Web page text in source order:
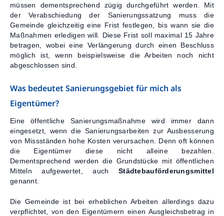
müssen dementsprechend zügig durchgeführt werden. Mit
der Verabschiedung der Sanierungssatzung muss die
Gemeinde gleichzeitig eine Frist festlegen, bis wann sie die
Maßnahmen erledigen will. Diese Frist soll maximal 15 Jahre
betragen, wobei eine Verlängerung durch einen Beschluss
möglich ist, wenn beispielsweise die Arbeiten noch nicht
abgeschlossen sind.
Was bedeutet Sanierungsgebiet für mich als
Eigentümer?
Eine öffentliche Sanierungsmaßnahme wird immer dann
eingesetzt, wenn die Sanierungsarbeiten zur Ausbesserung
von Missständen hohe Kosten verursachen. Denn oft können
die Eigentümer diese nicht alleine bezahlen.
Dementsprechend werden die Grundstücke mit öffentlichen
Mitteln aufgewertet, auch Städtebauförderungsmittel
genannt.
Die Gemeinde ist bei erheblichen Arbeiten allerdings dazu
verpflichtet, von den Eigentümern einen Ausgleichsbetrag in